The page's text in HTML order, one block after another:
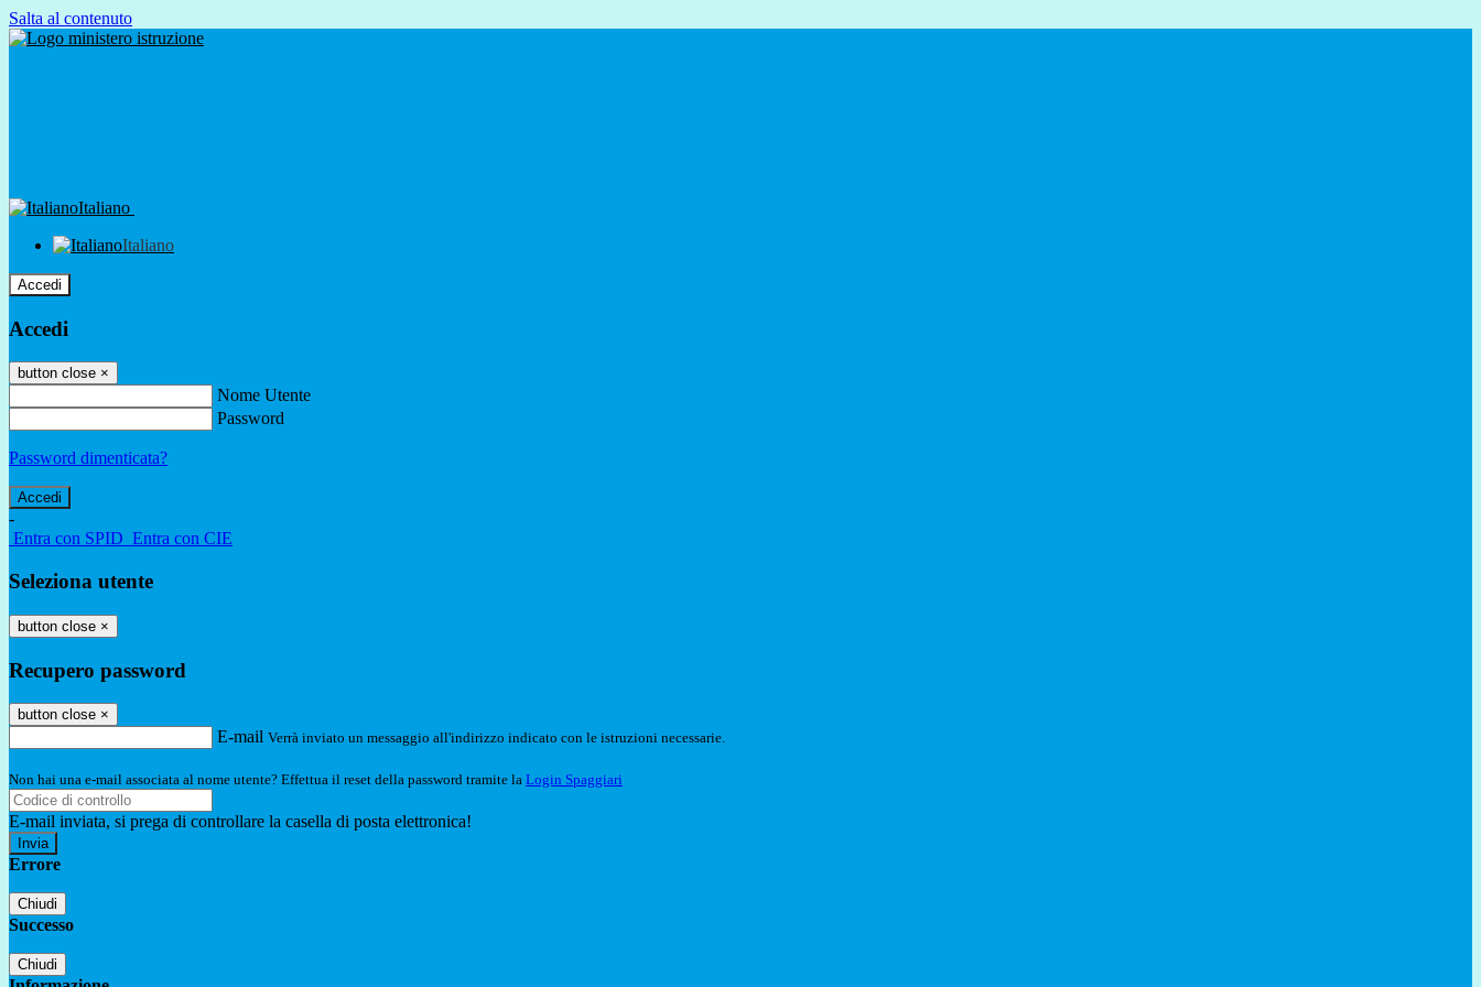
Salta al contenuto
Italiano
Italiano
Accedi
Accedi
button close ×
Nome Utente
Password
Password dimenticata?
-
Entra con SPID Entra con CIE
Seleziona utente
button close ×
Recupero password
button close ×
E-mail Verrà inviato un messaggio all'indirizzo indicato con le istruzioni necessarie.
Non hai una e-mail associata al nome utente? Effettua il reset della password tramite la Login Spaggiari
E-mail inviata, si prega di controllare la casella di posta elettronica!
Errore
Chiudi
Successo
Chiudi